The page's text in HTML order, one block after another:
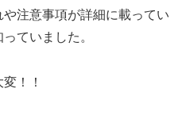
や注意事項が詳細に載ってい
ていました。
！！